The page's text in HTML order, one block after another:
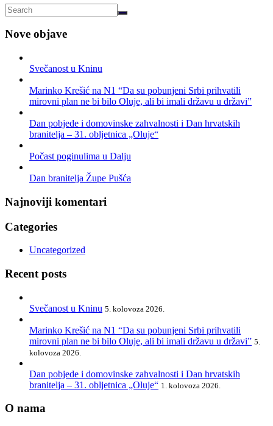
Nove objave
Svečanost u Kninu
Marinko Krešić na N1 “Da su pobunjeni Srbi prihvatili
mirovni plan ne bi bilo Oluje, ali bi imali državu u državi”
Dan pobjede i domovinske zahvalnosti i Dan hrvatskih
branitelja – 31. obljetnica „Oluje“
Počast poginulima u Dalju
Dan branitelja Župe Pušća
Najnoviji komentari
Categories
Uncategorized
Recent posts
Svečanost u Kninu 5. kolovoza 2026.
Marinko Krešić na N1 “Da su pobunjeni Srbi prihvatili
mirovni plan ne bi bilo Oluje, ali bi imali državu u državi” 5.
kolovoza 2026.
Dan pobjede i domovinske zahvalnosti i Dan hrvatskih
branitelja – 31. obljetnica „Oluje“ 1. kolovoza 2026.
O nama